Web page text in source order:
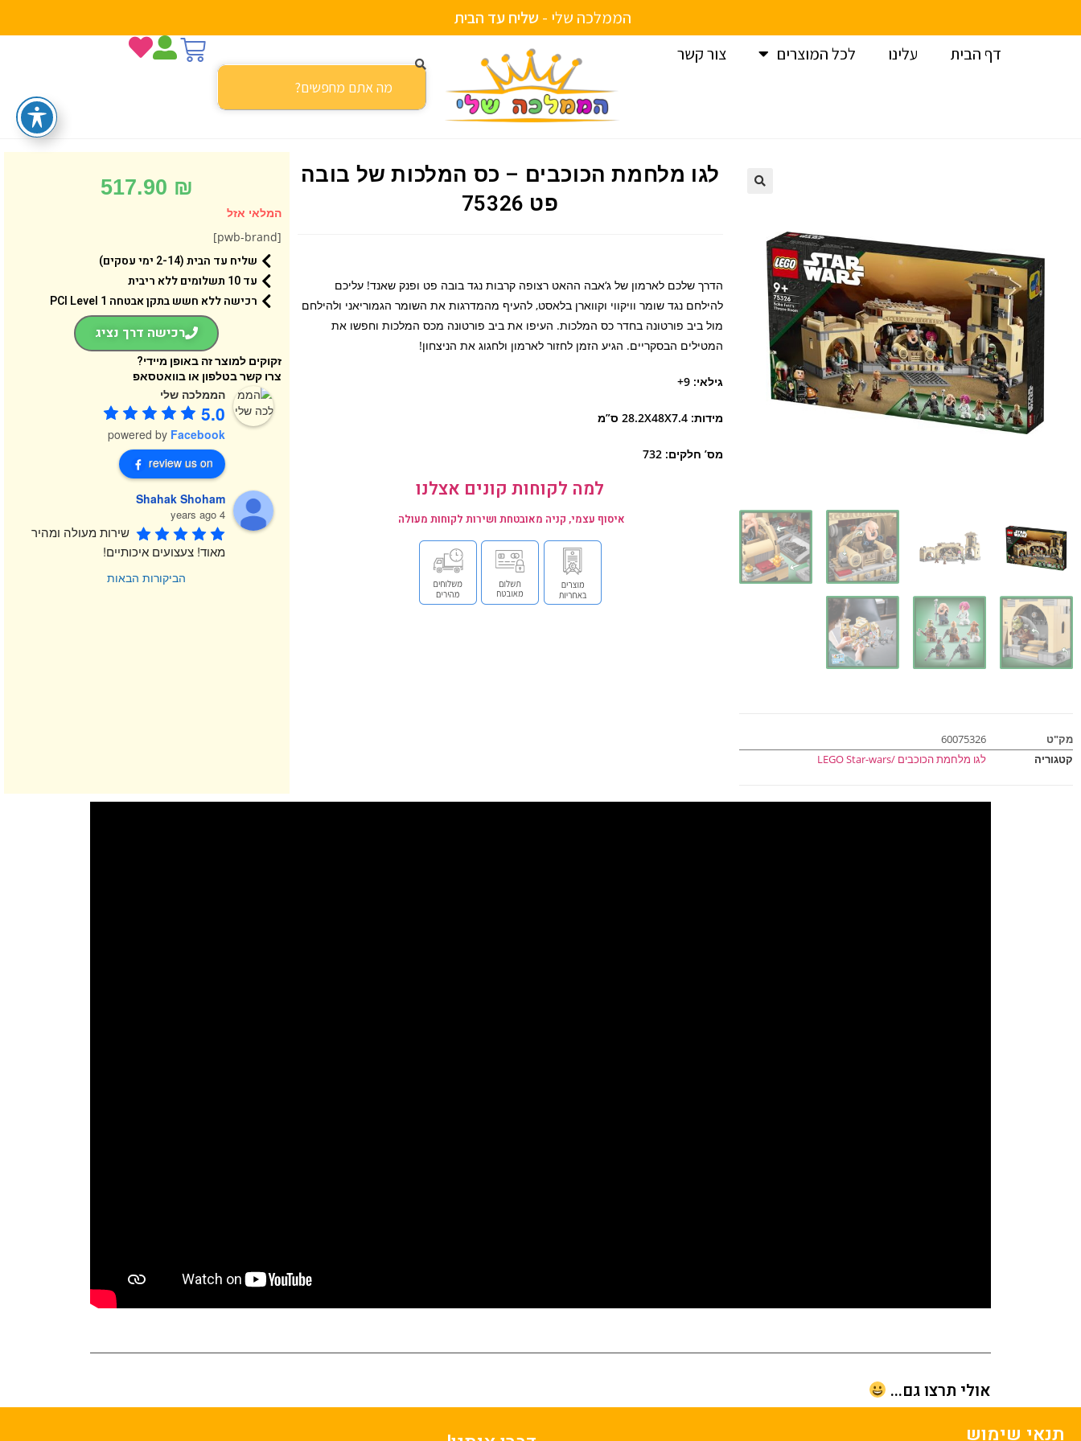
הממלכה שלי - שליח עד הבית
דף הבית
עלינו לכל המוצרים צור קשר
מק"ט
60075326
קטגוריה
לגו מלחמת הכוכבים /LEGO Star-wars
לגו מלחמת הכוכבים – כס המלכות של בובה
פט 75326
הדרך שלכם לארמון של ג‘אבה ההאט רצופה קרבות נגד בובה פט ופנק שאנד! עליכם
להילחם נגד שומר וויקווי וקווארן בלאסט, להעיף מהמדרגות את השומר הגמוריאני ולהילחם
מול ביב פורטונה בחדר כס המלכות. העיפו את ביב פורטונה מכס המלכות וחפשו את
המטילים הבסקריים. הגיע הזמן לחזור לארמון ולחגוג את הניצחון!
גילאי: 9+
מידות: 28.2X48X7.4 ס”מ
מס’ חלקים: 732
למה לקוחות קונים אצלנו
איסוף עצמי, קניה מאובטחת ושירות לקוחות מעולה
517.90 ₪
המלאי אזל
[pwb-brand]
שליח עד הבית (2-14 ימי עסקים)
עד 10 תשלומים ללא ריבית
רכישה ללא חשש בתקן אבטחה 1 PCI Level
רכישה דרך נציג
זקוקים למוצר זה באופן מיידי?
צרו קשר בטלפון או בוואטסאפ
הממלכה שלי
5.0
powered by Facebook
review us on
Shahak Shoham
4 years ago
מאוד! צעצועים איכותיים!
הביקורות הבאות
אולי תרצו גם...
תנאי שימוש